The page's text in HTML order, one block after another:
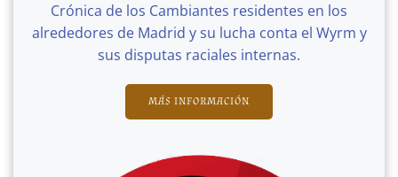
Crónica de los Cambiantes residentes en los
alrededores de Madrid y su lucha conta el Wyrm y
sus disputas raciales internas.
MÁS INFORMACIÓN